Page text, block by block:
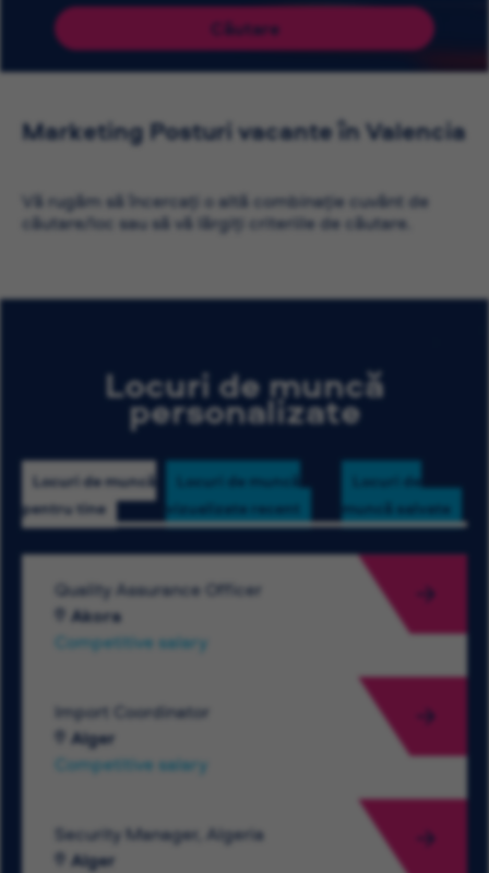
Căutare
Marketing Posturi vacante în Valencia
Vă rugăm să încercați o altă combinație cuvânt de
căutare/loc sau să vă lărgiți criteriile de căutare.
Locuri de muncă
personalizate
Locuri de muncă
pentru tine
Locuri de muncă
vizualizate recent
Locuri de
muncă salvate
Quality Assurance Officer
Akora
Competitive salary
Import Coordinator
Alger
Competitive salary
Security Manager, Algeria
Alger